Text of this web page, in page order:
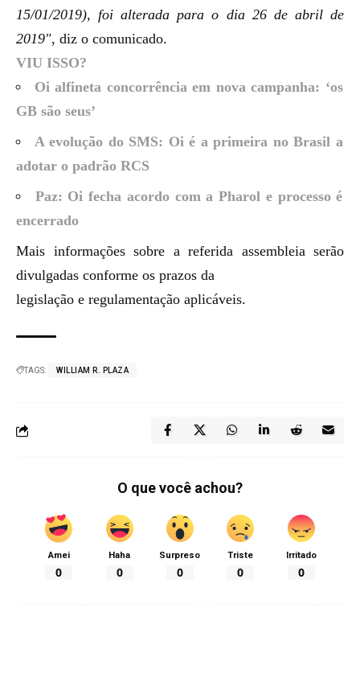
15/01/2019), foi alterada para o dia 26 de abril de
2019″, diz o comunicado.
VIU ISSO?
Oi alfineta concorrência em nova campanha: ‘os
GB são seus’
A evolução do SMS: Oi é a primeira no Brasil a
adotar o padrão RCS
Paz: Oi fecha acordo com a Pharol e processo é
encerrado
Mais informações sobre a referida assembleia serão
divulgadas conforme os prazos da
legislação e regulamentação aplicáveis.
TAGS: WILLIAM R. PLAZA
O que você achou?
Amei
0
Haha
0
Surpreso
0
Triste
0
Irritado
0